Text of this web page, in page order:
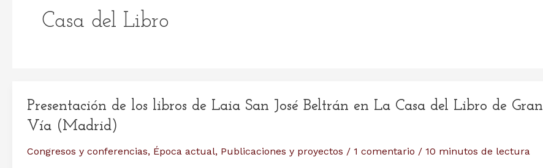
Casa del Libro
Presentación de los libros de Laia San José Beltrán en La Casa del Libro de Gran
Vía (Madrid)
Congresos y conferencias, Época actual, Publicaciones y proyectos / 1 comentario / 10 minutos de lectura